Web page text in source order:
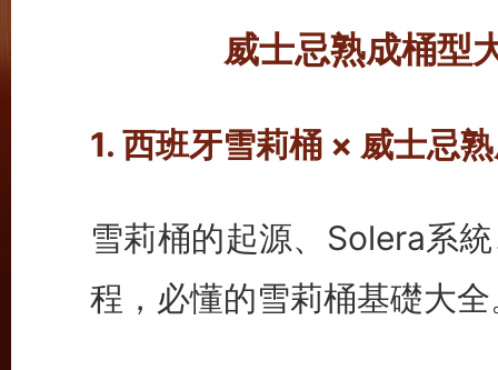
威士忌熟成桶型
1. 西班牙雪莉桶 × 威士忌
雪莉桶的起源、Solera系
程，必懂的雪莉桶基礎大全